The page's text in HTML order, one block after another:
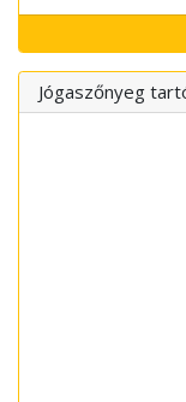
Jógaszőnyeg